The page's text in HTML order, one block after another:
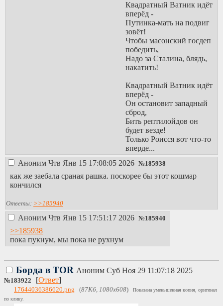
Квадратный Ватник идёт
вперёд -
Путинка-мать на подвиг
зовёт!
Чтобы масонский госдеп
победить,
Надо за Сталина, блядь,
накатить!
Квадратный Ватник идёт
вперёд -
Он остановит западный
сброд,
Бить рептилойдов он
будет везде!
Только Роисся вот что-то
вперде...
Аноним Чтв Янв 15 17:08:05 2026 №185938
как же заебала сраная рашка. поскорее бы этот кошмар
кончился
Ответы: >>185940
Аноним Чтв Янв 15 17:51:17 2026 №185940
>>185938
пока пукнум, мы пока не рухнум
Борда в TOR Аноним Суб Ноя 29 11:07:18 2025
№183922 [Ответ]
17644036386620.png (87Кб, 1080x608)
Показана уменьшенная копия, оригинал
по клику.